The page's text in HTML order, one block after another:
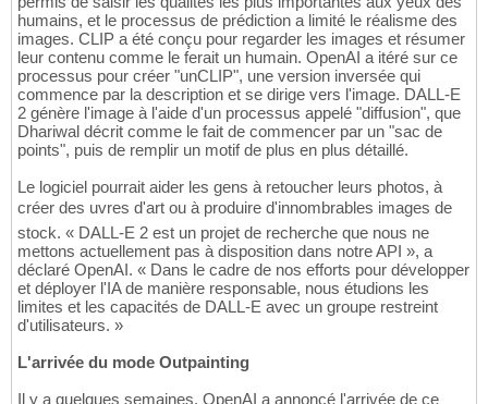
humains, et le processus de prédiction a limité le réalisme des
images. CLIP a été conçu pour regarder les images et résumer
leur contenu comme le ferait un humain. OpenAI a itéré sur ce
processus pour créer "unCLIP", une version inversée qui
commence par la description et se dirige vers l'image. DALL-E
2 génère l'image à l'aide d'un processus appelé "diffusion", que
Dhariwal décrit comme le fait de commencer par un "sac de
points", puis de remplir un motif de plus en plus détaillé.
Le logiciel pourrait aider les gens à retoucher leurs photos, à
créer des uvres d'art ou à produire d'innombrables images de
stock. « DALL-E 2 est un projet de recherche que nous ne
mettons actuellement pas à disposition dans notre API », a
déclaré OpenAI. « Dans le cadre de nos efforts pour développer
et déployer l'IA de manière responsable, nous étudions les
limites et les capacités de DALL-E avec un groupe restreint
d'utilisateurs. »
L'arrivée du mode Outpainting
Il y a quelques semaines, OpenAI a annoncé l'arrivée de ce